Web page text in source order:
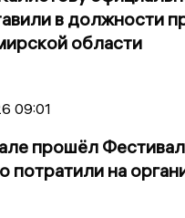
в должности
области
09:01
прошёл
потратили на